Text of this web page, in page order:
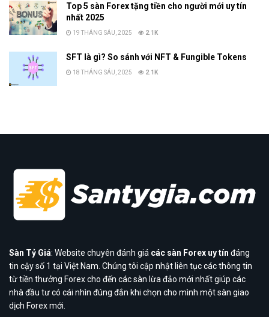
Top 5 sàn Forex tặng tiền cho người mới uy tín
nhất 2025
19 THÁNG SÁU, 2025 2.1K
SFT là gì? So sánh với NFT & Fungible Tokens
18 THÁNG SÁU, 2025 2.1K
Sàn Tỷ Giá: Website chuyên đánh giá các sàn Forex uy tín đáng
tin cậy số 1 tại Việt Nam. Chúng tôi cập nhật liên tục các thông tin
từ tiền thưởng Forex cho đến các sàn lừa đảo mới nhất giúp các
nhà đầu tư có cái nhìn đúng đắn khi chọn cho mình một sàn giao
dịch Forex mới.